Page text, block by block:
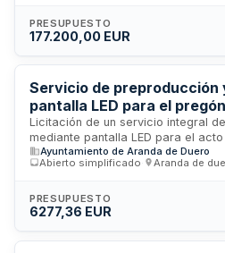
redundante de alta disponibilidad
soporte técnico continuo. Se
específica de telecomunicaciones
PRESUPUESTO
177.200,00 EUR
Servicio de preproducción
pantalla LED para el
Patronales del
Duero
Licitación de un servicio integral
mediante pantalla LED para el
pregón anunciador de las Fiestas
Ayuntamiento de Aranda de
tratamiento audiovisual
soporte digital. Se desarrollará en
Ayuntamiento de Aranda de Duero
Abierto simplificado
Aranda de
PRESUPUESTO
6277,36 EUR